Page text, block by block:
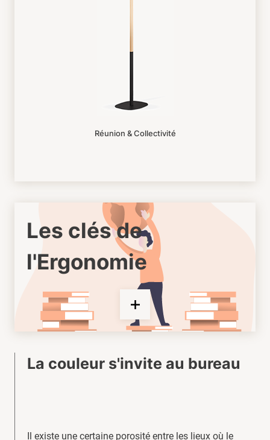
Réunion & Collectivité
Les clés de
l'Ergonomie
La couleur s'invite au bureau
Il existe une certaine porosité entre les lieux où le